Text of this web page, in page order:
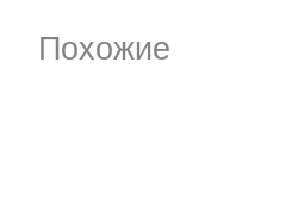
Похожие